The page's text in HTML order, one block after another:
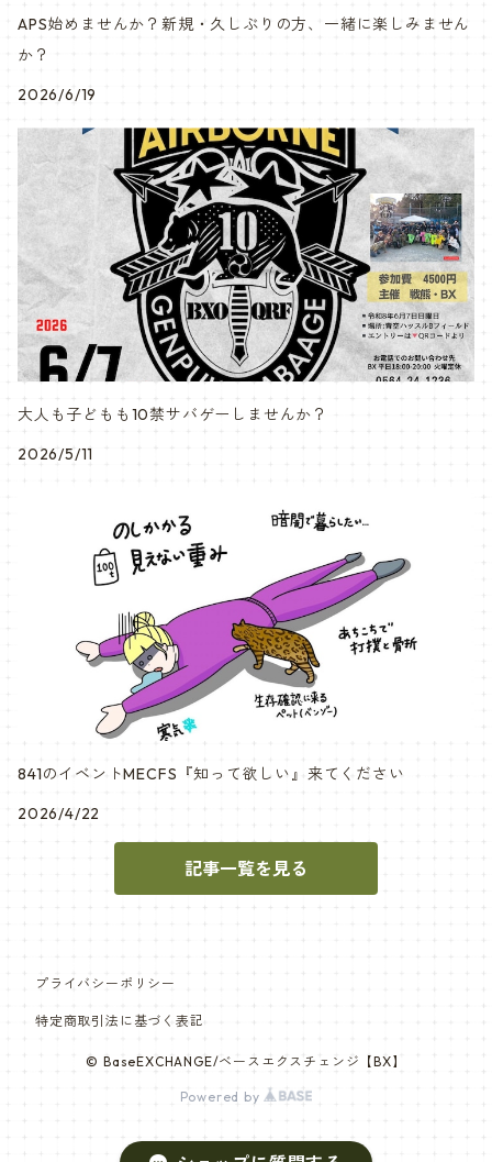
APS始めませんか？新規・久しぶりの方、一緒に楽しみません
か？
2026/6/19
大人も子どもも10禁サバゲーしませんか？
2026/5/11
841のイベントMECFS『知って欲しい』来てください
2026/4/22
記事一覧を見る
プライバシーポリシー
特定商取引法に基づく表記
© BaseEXCHANGE/ベースエクスチェンジ【BX】
Powered by